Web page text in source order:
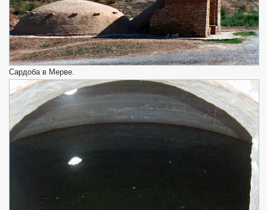
Сардоба в Мерве.